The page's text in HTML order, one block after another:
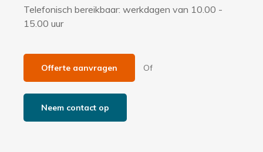
Telefonisch bereikbaar: werkdagen van 10.00 -
15.00 uur
Offerte aanvragen Of
Neem contact op